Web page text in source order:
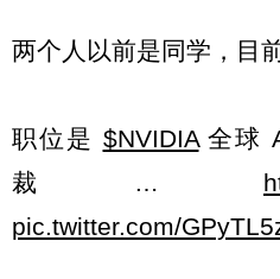
两个人以前是同学，目
职位是 $NVIDIA全球
裁…
pic.twitter.com/